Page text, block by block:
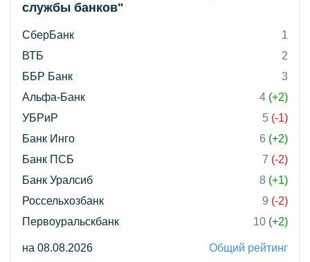
службы банков"
СберБанк
1
ВТБ
2
ББР Банк
3
Альфа-Банк
4 (+2)
УБРиР
5 (-1)
Банк Инго
6 (+2)
Банк ПСБ
7 (-2)
Банк Уралсиб
8 (+1)
Россельхозбанк
9 (-2)
Первоуральскбанк
10 (+2)
на 08.08.2026 Общий рейтинг